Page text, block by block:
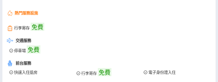
熱門服務設施
行李寄存 免費
交通服務
停車場 免費
前台服務
快速入住退房 行李寄存 免費 電子身份證入住